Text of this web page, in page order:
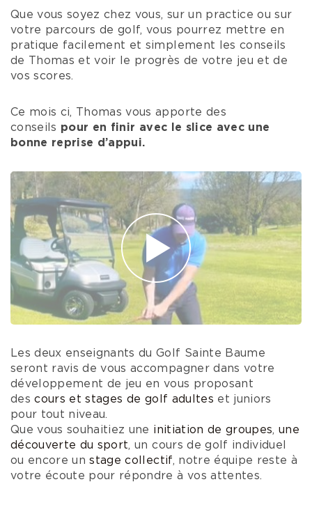
Que vous soyez chez vous, sur un practice ou sur
votre parcours de golf, vous pourrez mettre en
pratique facilement et simplement les conseils
de Thomas et voir le progrès de votre jeu et de
vos scores.
Ce mois ci, Thomas vous apporte des
conseils pour en finir avec le slice avec une
bonne reprise d’appui.
Les deux enseignants du Golf Sainte Baume
seront ravis de vous accompagner dans votre
développement de jeu en vous proposant
descours et stages de golf adultes et juniors
pour tout niveau.
Que vous souhaitiez une initiation de groupes, une
découverte du sport, un cours de golf individuel
ou encore unstage collectif, notre équipe reste à
votre écoute pour répondre à vos attentes.